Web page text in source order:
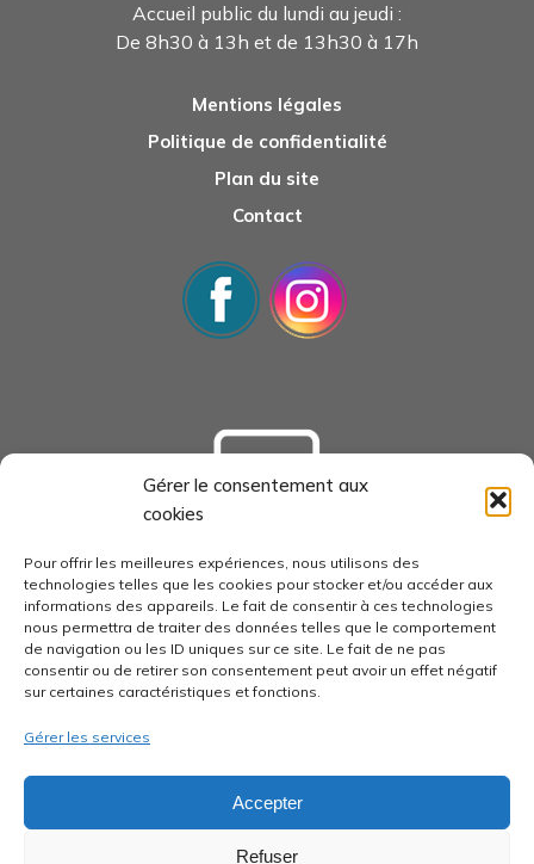
Gérer le consentement aux
cookies
Pour offrir les meilleures expériences, nous utilisons des
technologies telles que les cookies pour stocker et/ou accéder aux
informations des appareils. Le fait de consentir à ces technologies
nous permettra de traiter des données telles que le comportement
de navigation ou les ID uniques sur ce site. Le fait de ne pas
consentir ou de retirer son consentement peut avoir un effet négatif
sur certaines caractéristiques et fonctions.
Gérer les services
Accepter
Refuser
Accueil public du lundi au jeudi :
De 8h30 à 13h et de 13h30 à 17h
Mentions légales
Politique de confidentialité
Plan du site
Contact
economie-pays-loudunais.fr
pays-loudunais.fr